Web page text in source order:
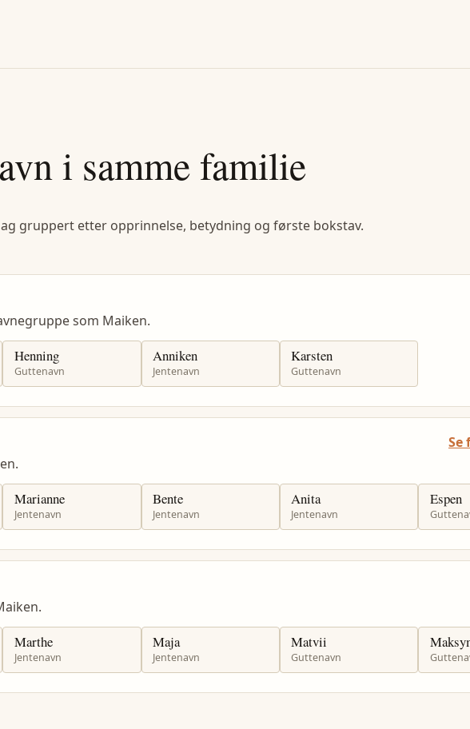
i samme familie
gruppert etter opprinnelse, betydning og første bokstav.
som Maiken.
Henning
Guttenavn
Anniken
Jentenavn
Karsten
Guttenavn
Se
Marianne
Jentenavn
Bente
Jentenavn
Anita
Jentenavn
Espen
Marthe
Jentenavn
Maja
Jentenavn
Matvii
Guttenavn